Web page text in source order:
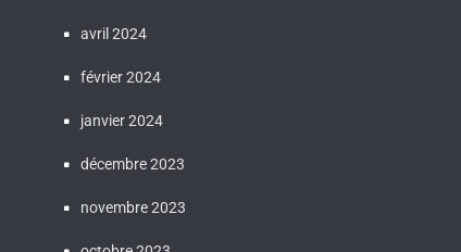
avril 2024
février 2024
janvier 2024
décembre 2023
novembre 2023